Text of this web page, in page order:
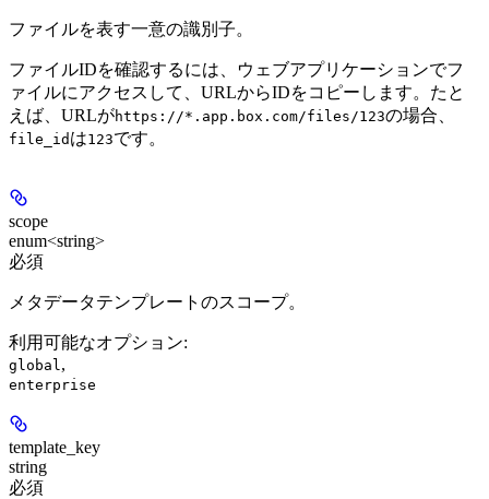
ファイルを表す一意の識別子。
ファイルIDを確認するには、ウェブアプリケーションでフ
ァイルにアクセスして、URLからIDをコピーします。たと
えば、URLがhttps://*.app.box.com/files/123の場合、
file_id は123です。
scope
enum<string>
必須
メタデータテンプレートのスコープ。
利用可能なオプション:
global,
enterprise
template_key
string
必須